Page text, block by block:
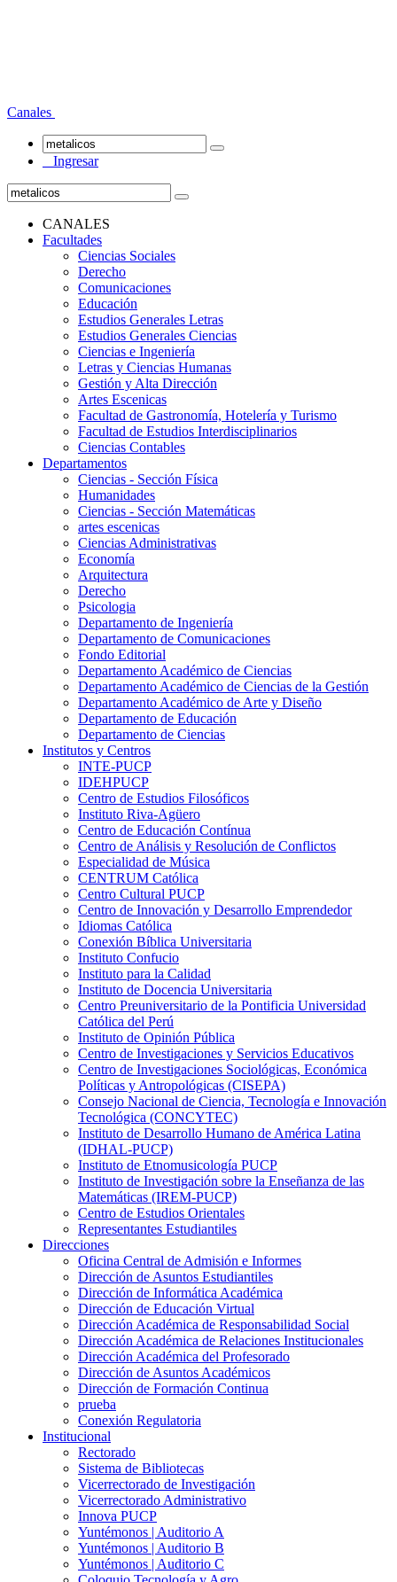
Canales
Ingresar
CANALES
Facultades
Ciencias Sociales
Derecho
Comunicaciones
Educación
Estudios Generales Letras
Estudios Generales Ciencias
Ciencias e Ingeniería
Letras y Ciencias Humanas
Gestión y Alta Dirección
Artes Escenicas
Facultad de Gastronomía, Hotelería y Turismo
Facultad de Estudios Interdisciplinarios
Ciencias Contables
Departamentos
Ciencias - Sección Física
Humanidades
Ciencias - Sección Matemáticas
artes escenicas
Ciencias Administrativas
Economía
Arquitectura
Derecho
Psicologia
Departamento de Ingeniería
Departamento de Comunicaciones
Fondo Editorial
Departamento Académico de Ciencias
Departamento Académico de Ciencias de la Gestión
Departamento Académico de Arte y Diseño
Departamento de Educación
Departamento de Ciencias
Institutos y Centros
INTE-PUCP
IDEHPUCP
Centro de Estudios Filosóficos
Instituto Riva-Agüero
Centro de Educación Contínua
Centro de Análisis y Resolución de Conflictos
Especialidad de Música
CENTRUM Católica
Centro Cultural PUCP
Centro de Innovación y Desarrollo Emprendedor
Idiomas Católica
Conexión Bíblica Universitaria
Instituto Confucio
Instituto para la Calidad
Instituto de Docencia Universitaria
Centro Preuniversitario de la Pontificia Universidad
Católica del Perú
Instituto de Opinión Pública
Centro de Investigaciones y Servicios Educativos
Centro de Investigaciones Sociológicas, Económica
Políticas y Antropológicas (CISEPA)
Consejo Nacional de Ciencia, Tecnología e Innovación
Tecnológica (CONCYTEC)
Instituto de Desarrollo Humano de América Latina
(IDHAL-PUCP)
Instituto de Etnomusicología PUCP
Instituto de Investigación sobre la Enseñanza de las
Matemáticas (IREM-PUCP)
Centro de Estudios Orientales
Representantes Estudiantiles
Direcciones
Oficina Central de Admisión e Informes
Dirección de Asuntos Estudiantiles
Dirección de Informática Académica
Dirección de Educación Virtual
Dirección Académica de Responsabilidad Social
Dirección Académica de Relaciones Institucionales
Dirección Académica del Profesorado
Dirección de Asuntos Académicos
Dirección de Formación Continua
prueba
Conexión Regulatoria
Institucional
Rectorado
Sistema de Bibliotecas
Vicerrectorado de Investigación
Vicerrectorado Administrativo
Innova PUCP
Yuntémonos | Auditorio A
Yuntémonos | Auditorio B
Yuntémonos | Auditorio C